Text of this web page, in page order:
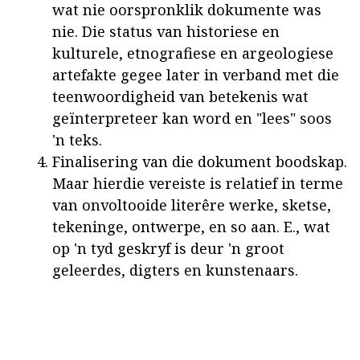
wat nie oorspronklik dokumente was
nie. Die status van historiese en
kulturele, etnografiese en argeologiese
artefakte gegee later in verband met die
teenwoordigheid van betekenis wat
geïnterpreteer kan word en "lees" soos
'n teks.
Finalisering van die dokument boodskap.
Maar hierdie vereiste is relatief in terme
van onvoltooide literêre werke, sketse,
tekeninge, ontwerpe, en so aan. E., wat
op 'n tyd geskryf is deur 'n groot
geleerdes, digters en kunstenaars.